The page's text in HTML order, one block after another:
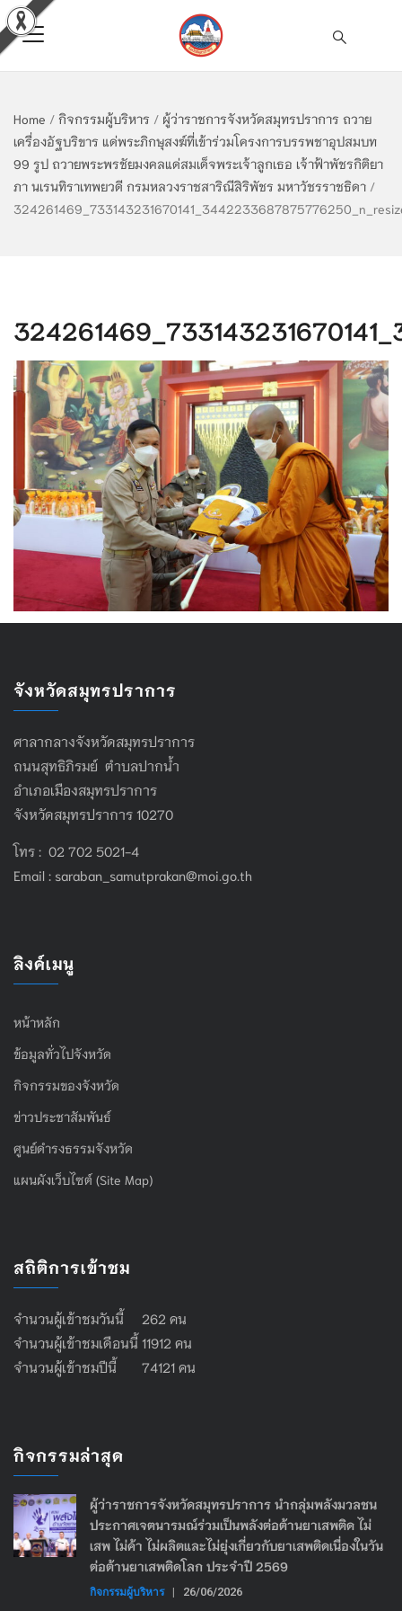
Home / กิจกรรมผู้บริหาร / ผู้ว่าราชการจังหวัดสมุทรปราการ ถวาย
เครื่องอัฐบริขาร แด่พระภิกษุสงฆ์ที่เข้าร่วมโครงการบรรพชาอุปสมบท
99 รูป ถวายพระพรชัยมงคลแด่สมเด็จพระเจ้าลูกเธอ เจ้าฟ้าพัชรกิติยา
ภา นเรนทิราเทพยวดี กรมหลวงราชสาริณีสิริพัชร มหาวัชรราชธิดา /
จังหวัดสมุทรปราการ
ศาลากลางจังหวัดสมุทรปราการ
ถนนสุทธิภิรมย์ ตำบลปากน้ำ
อำเภอเมืองสมุทรปราการ
จังหวัดสมุทรปราการ 10270
โทร : 02 702 5021-4
Email : saraban_samutprakan@moi.go.th
ลิงค์เมนู
หน้าหลัก
ข้อมูลทั่วไปจังหวัด
กิจกรรมของจังหวัด
ข่าวประชาสัมพันธ์
ศูนย์ดำรงธรรมจังหวัด
แผนผังเว็บไซต์ (Site Map)
สถิติการเข้าชม
จำนวนผู้เข้าชมวันนี้ 262 คน
จำนวนผู้เข้าชมเดือนนี้ 11912 คน
จำนวนผู้เข้าชมปีนี้ 74121 คน
กิจกรรมล่าสุด
ผู้ว่าราชการจังหวัดสมุทรปราการ นำกลุ่มพลังมวลชน
ประกาศเจตนารมณ์ร่วมเป็นพลังต่อต้านยาเสพติด ไม่
เสพ ไม่ค้า ไม่ผลิตและไม่ยุ่งเกี่ยวกับยาเสพติดเนื่องในวัน
ต่อต้านยาเสพติดโลก ประจำปี 2569
กิจกรรมผู้บริหาร | 26/06/2026